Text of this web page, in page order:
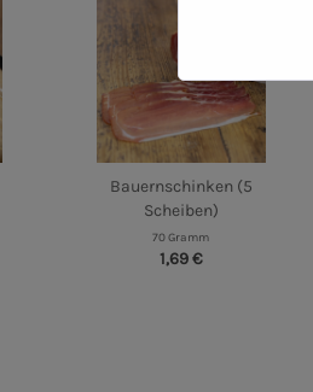
Bauernschinken (5
Scheiben)
70 Gramm
1,69 €